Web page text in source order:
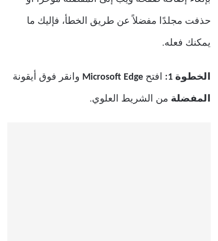
حذفت مجلدًا مفضلاً عن طريق الخطأ، فإليك ما
يمكنك فعله.
الخطوة 1: افتح Microsoft Edge وانقر فوق أيقونة
المفضلة من الشريط العلوي.